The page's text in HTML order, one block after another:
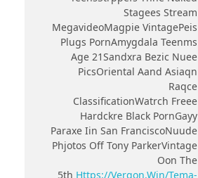
Stagees Stream
MegavideoMagpie VintagePeis
Plugs PornAmygdala Teenms
Age 21Sandxra Bezic Nuee
PicsOriental Aand Asiaqn
Raqce
ClassificationWatrch Freee
Hardckre Black PornGayy
Paraxe Iin San FranciscoNuude
Phjotos Off Tony ParkerVintage
Oon The
5th Https://vergon.win/tema-